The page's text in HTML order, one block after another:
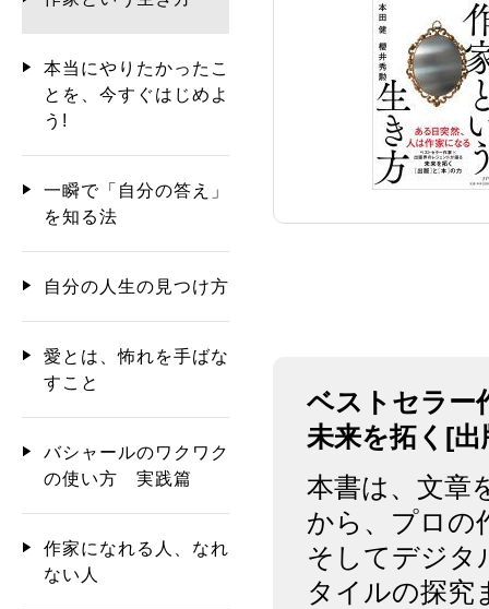
ベストセラー
未来を拓く[
本書は、文章
から、プロの
そしてデジタ
タイルの探究
本当にやりたかったこ
とを、今すぐはじめよ
う!
一瞬で「自分の答え」
を知る法
自分の人生の見つけ方
愛とは、怖れを手ばな
すこと
バシャールのワクワク
の使い方 実践篇
作家になれる人、なれ
ない人